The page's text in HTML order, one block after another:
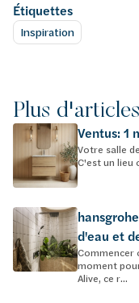
Étiquettes
Inspiration
Plus
Ventus: 1
Votre salle
C'est un lieu
d'eau et
Commencer
moment
Alive, ce r...